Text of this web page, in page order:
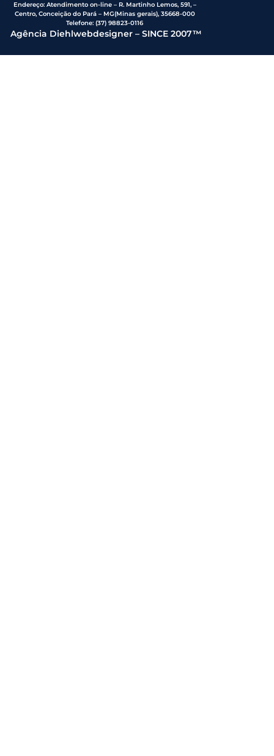
Endereço: Atendimento on-line – R. Martinho Lemos, 591, –
Centro, Conceição do Pará – MG(Minas gerais), 35668-000
Telefone:(37) 98823-0116
Agência Diehlwebdesigner – SINCE 2007™